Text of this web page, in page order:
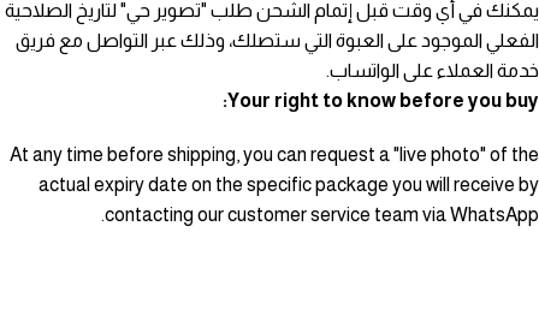
يمكنك في أي وقت قبل إتمام الشحن طلب "تصوير حي" لتاريخ الصلاحية
الفعلي الموجود على العبوة التي ستصلك، وذلك عبر التواصل مع فريق
خدمة العملاء على الواتساب.
Your right to know before you buy:
At any time before shipping, you can request a "live photo" of the
actual expiry date on the specific package you will receive by
contacting our customer service team via WhatsApp.